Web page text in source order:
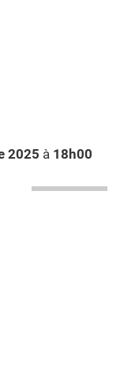
2025 à 18h00